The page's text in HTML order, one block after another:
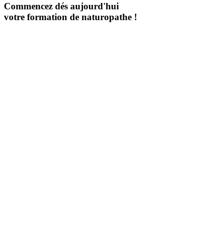
Commencez dés aujourd'hui
votre formation de naturopathe !